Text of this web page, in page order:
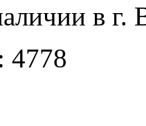
в г.
4778